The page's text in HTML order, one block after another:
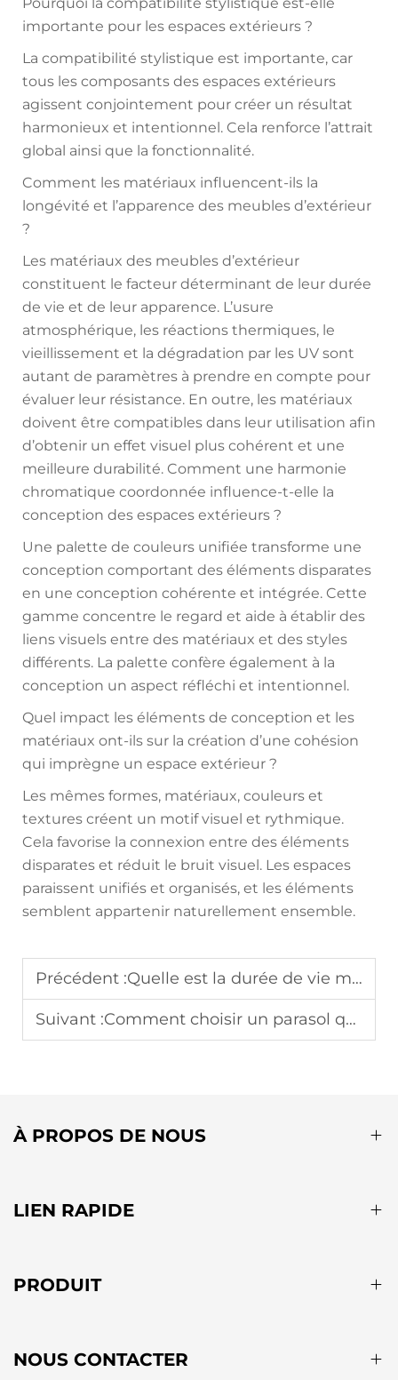
importante pour les espaces extérieurs ?
La compatibilité stylistique est importante, car
tous les composants des espaces extérieurs
agissent conjointement pour créer un résultat
harmonieux et intentionnel. Cela renforce l’attrait
global ainsi que la fonctionnalité.
Comment les matériaux influencent-ils la
longévité et l’apparence des meubles d’extérieur
?
Les matériaux des meubles d’extérieur
constituent le facteur déterminant de leur durée
de vie et de leur apparence. L’usure
atmosphérique, les réactions thermiques, le
vieillissement et la dégradation par les UV sont
autant de paramètres à prendre en compte pour
évaluer leur résistance. En outre, les matériaux
doivent être compatibles dans leur utilisation afin
d’obtenir un effet visuel plus cohérent et une
meilleure durabilité. Comment une harmonie
chromatique coordonnée influence-t-elle la
conception des espaces extérieurs ?
Une palette de couleurs unifiée transforme une
conception comportant des éléments disparates
en une conception cohérente et intégrée. Cette
gamme concentre le regard et aide à établir des
liens visuels entre des matériaux et des styles
différents. La palette confère également à la
conception un aspect réfléchi et intentionnel.
Quel impact les éléments de conception et les
matériaux ont-ils sur la création d’une cohésion
qui imprègne un espace extérieur ?
Les mêmes formes, matériaux, couleurs et
textures créent un motif visuel et rythmique.
Cela favorise la connexion entre des éléments
disparates et réduit le bruit visuel. Les espaces
paraissent unifiés et organisés, et les éléments
semblent appartenir naturellement ensemble.
Précédent :Quelle est la durée de vie moyenne des ensembles de mobilier de jardin haut de gamme ?
Suivant :Comment choisir un parasol qui s’harmonise avec le style des ensembles de salle à manger extérieure ?
À PROPOS DE NOUS
LIEN RAPIDE
PRODUIT
NOUS CONTACTER